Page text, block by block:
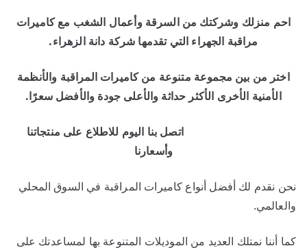
احم منزلك وشركتك من السرقة وأعمال الشغب مع كاميرات
مراقبة الجهراء التي تقدمها شركة دانة الزهراء.
اختر من بين مجموعة متنوعة من كاميرات المراقبة والأنظمة
الأمنية الأخرى الأكثر حداثة والأعلى جودة والأفضل سعرًا.
اتصل بنا اليوم للاطلاع على منتجاتنا
وأسعارنا
نحن نقدم لك أفضل أنواع كاميرات المراقبة في السوق المحلي
والعالمي.
كما أننا نمتلك العديد من الموديلات المتنوعة بها لمساعدتك على